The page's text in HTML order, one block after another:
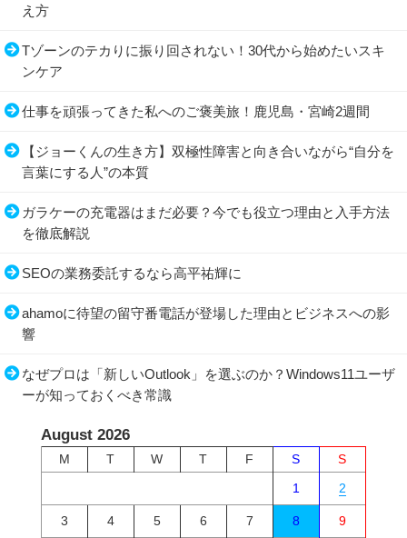
え方
Tゾーンのテカりに振り回されない！30代から始めたいスキ
ンケア
仕事を頑張ってきた私へのご褒美旅！鹿児島・宮崎2週間
【ジョーくんの生き方】双極性障害と向き合いながら“自分を
言葉にする人”の本質
ガラケーの充電器はまだ必要？今でも役立つ理由と入手方法
を徹底解説
SEOの業務委託するなら高平祐輝に
ahamoに待望の留守番電話が登場した理由とビジネスへの影
響
なぜプロは「新しいOutlook」を選ぶのか？Windows11ユーザ
ーが知っておくべき常識
August 2026
M T W T F S
S
1
2
3 4 5 6 7 8 9